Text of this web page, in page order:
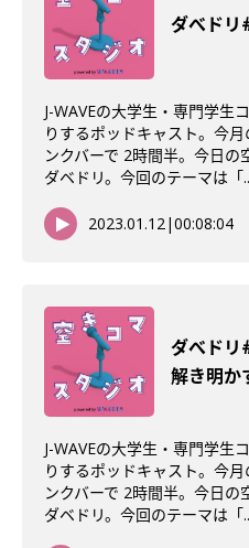
ダべドリ
J-WAVEの大学生・専門学生
りするポッドキャスト。今
ンクバーで 2時間半。今日
ダベドリ。今回のテーマは「
2023.01.12|00:08:04
ダべドリ
解き明か
J-WAVEの大学生・専門学生
りするポッドキャスト。今
ンクバーで 2時間半。今日
ダベドリ。今回のテーマは「